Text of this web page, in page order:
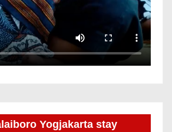
Yogjakarta stay